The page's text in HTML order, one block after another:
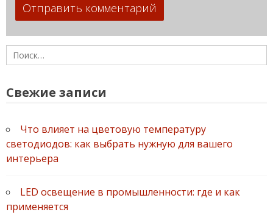
Найти:
Свежие записи
Что влияет на цветовую температуру
светодиодов: как выбрать нужную для вашего
интерьера
LED освещение в промышленности: где и как
применяется